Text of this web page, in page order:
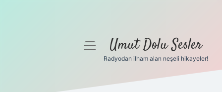
menüyüUmut Dolu Sesler
Radyodan ilham alan neşeli hikayeler!